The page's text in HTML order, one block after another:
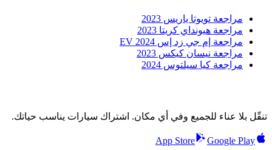
مراجعة تويوتا ياريس 2023
مراجعة هيونداي كريتا 2023
مراجعة إم جي زد إس EV 2024
مراجعة نيسان كيكس 2023
مراجعة كيا سيلتوس 2024
تنقّل بلا عناء للجميع وفي أي مكان. اشتراك سيارات يناسب حياتك.
App Store Google Play